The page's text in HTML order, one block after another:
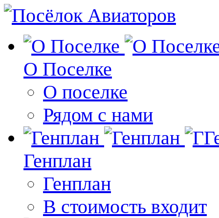
О Поселке
О поселке
Рядом с нами
Генплан
Генплан
В стоимость входит